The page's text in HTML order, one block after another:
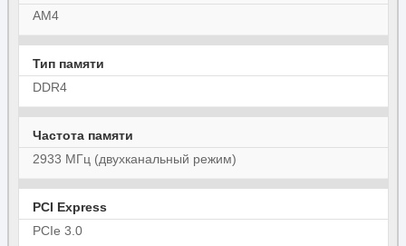
AM4
Тип памяти
DDR4
Частота памяти
2933 МГц (двухканальный режим)
PCI Express
PCIe 3.0